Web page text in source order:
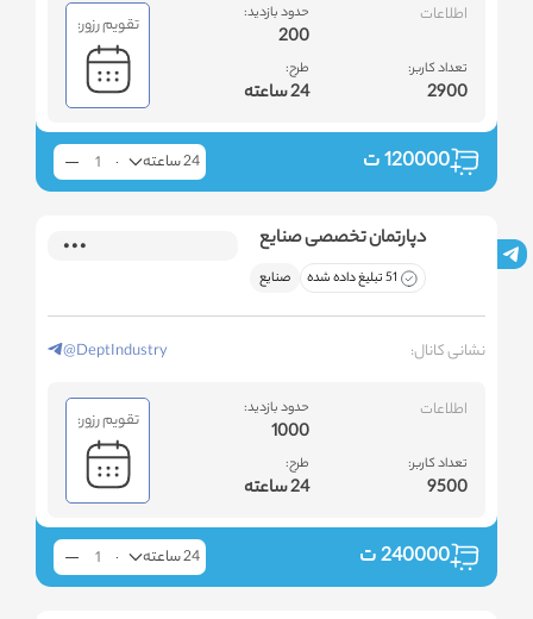
اطلاعات
تعداد کاربر:
2900
حدود بازدید:
200
طرح:
24 ساعته
تقویم رزور:
120000ت 24 ساعته
دپارتمان تخصصی صنایع
51 تبلیغ داده شده صنایع
نشانی کانال: @DeptIndustry
اطلاعات
تعداد کاربر:
9500
حدود بازدید:
1000
طرح:
24 ساعته
تقویم رزور:
240000ت 24 ساعته